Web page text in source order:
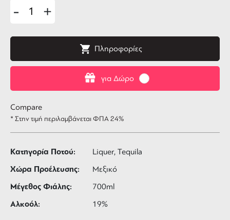
για Δώρο
- +
Πληροφορίες
Compare
* Στην τιμή περιλαμβάνεται ΦΠΑ 24%
Κατηγορία Ποτού: Liquer, Tequila
Χώρα Προέλευσης: Μεξικό
Μέγεθος Φιάλης: 700ml
Αλκοόλ: 19%